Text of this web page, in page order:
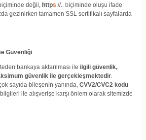
değil, https://.. biçiminde oluşu ifade
gezinirken tamamen SSL sertifikalı sayfalarda
Güvenliği
bankaya aktarılması ile ilgili güvenlik,
güvenlik ile gerçekleşmektedir.
sayıda bileşenin yanında, CVV2/CVC2 kodu
bilgileri ile alışverişe karşı önlem olarak sitemizde